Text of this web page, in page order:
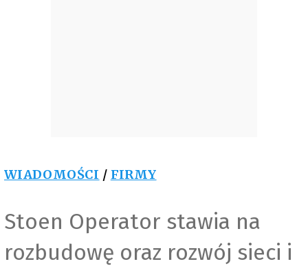
WIADOMOŚCI / FIRMY
Stoen Operator stawia na
rozbudowę oraz rozwój sieci i